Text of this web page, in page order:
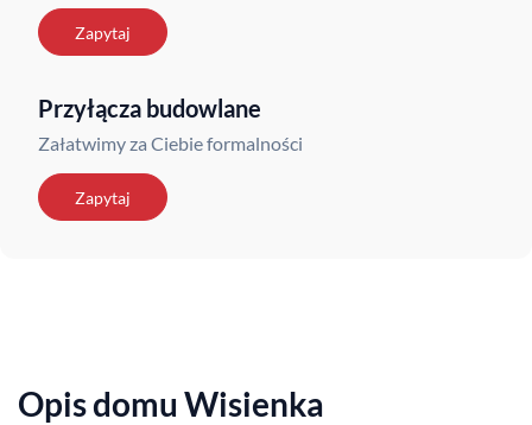
Zapytaj
Przyłącza budowlane
Załatwimy za Ciebie formalności
Zapytaj
Opis domu Wisienka